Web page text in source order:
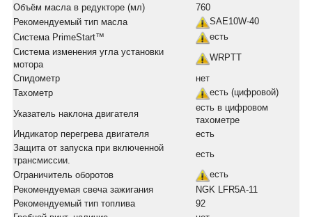
Объём масла в редукторе (мл)
760
Рекомендуемый тип масла
SAE10W-40
Система PrimeStart™
есть
Система изменения угла установки
мотора
WRPTT
Спидометр
нет
Тахометр
есть (цифровой)
Указатель наклона двигателя
есть в цифровом
тахометре
Индикатор перегрева двигателя
есть
Защита от запуска при включенной
трансмиссии.
есть
Ограничитель оборотов
есть
Рекомендуемая свеча зажигания
NGK LFR5A-11
Рекомендуемый тип топлива
92